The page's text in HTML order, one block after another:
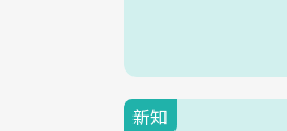
新知